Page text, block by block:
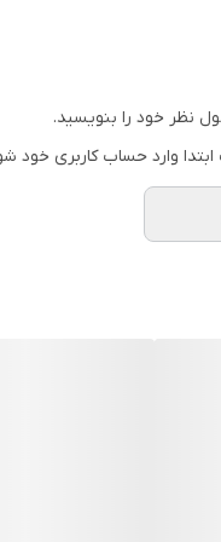
نظر خود را بنویسید.
وارد حساب کاربری خود